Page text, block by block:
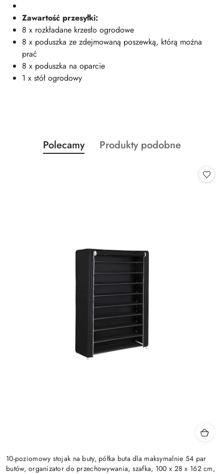
Zawartość przesyłki:
8 x rozkładane krzesło ogrodowe
8 x poduszka ze zdejmowaną poszewką, którą można
prać
8 x poduszka na oparcie
1 x stół ogrodowy
Pomiń karuzelę produktów
Produkty
o
Polecamy
Produkty
Produkty podobne
10-poziomowy stojak na buty, półka buta dla maksymalnie 54 par
butów, organizator do przechowywania, szafka, 100 x 28 x 162 cm,